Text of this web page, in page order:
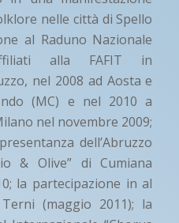
nelle città di Spello
al Raduno Nazionale
alla FAFIT in
nel 2008 ad Aosta e
(MC) e nel 2010 a
nel novembre 2009;
dell’Abruzzo
& Olive” di Cumiana
la partecipazione in al
(maggio 2011); la